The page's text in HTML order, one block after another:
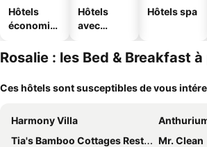
Hôtels
économiq
Hôtels
avec
Hôtels spa
Rosalie : les Bed & Breakfast
Ces hôtels sont susceptibles de vous
Harmony Villa
Tia's Bamboo Cottages Restaurant, Bar & Sulphur Spa
Mr. Clean